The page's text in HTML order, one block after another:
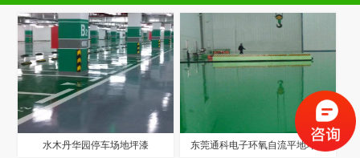
水木丹华园停车场地坪漆 东莞通科电子环氧自流平地坪漆